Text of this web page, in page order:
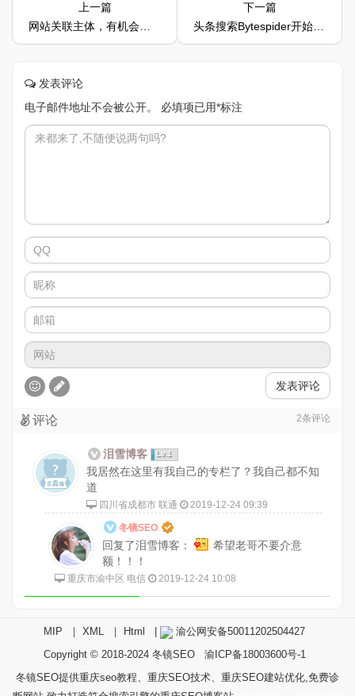
上一篇
网站关联主体，有机会享有快速进入百度搜索的权益
下一篇
头条搜索Bytespider开始大规模抓取
发表评论
电子邮件地址不会被公开。
必填项已用*标注
发表评论
评论 2条评论
泪雪博客 Lv.1
我居然在这里有我自己的专栏了？我自己都不知
道
四川省成都市 联通 2019-12-24 09:39
冬镜SEO
回复了泪雪博客：
希望老哥不要介意
额！！！
重庆市渝中区 电信 2019-12-24 10:08
MIP ｜ XML ｜ Html
渝公网安备50011202504427
Copyright © 2018-2024 冬镜SEO
渝ICP备18003600号-1
冬镜SEO提供重庆seo教程、重庆SEO技术、重庆SEO建站优化,免费诊